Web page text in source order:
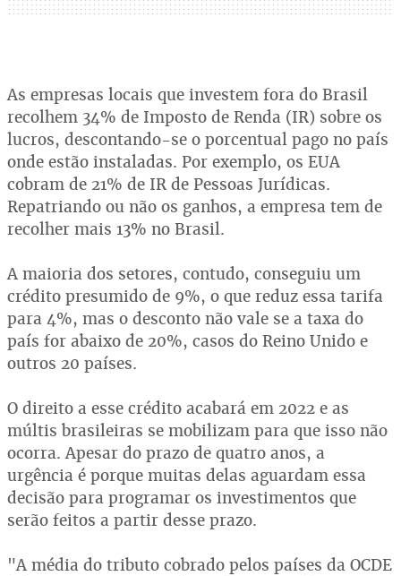
As empresas locais que investem fora do Brasil
recolhem 34% de Imposto de Renda (IR) sobre os
lucros, descontando-se o porcentual pago no país
onde estão instaladas. Por exemplo, os EUA
cobram de 21% de IR de Pessoas Jurídicas.
Repatriando ou não os ganhos, a empresa tem de
recolher mais 13% no Brasil.
A maioria dos setores, contudo, conseguiu um
crédito presumido de 9%, o que reduz essa tarifa
para 4%, mas o desconto não vale se a taxa do
país for abaixo de 20%, casos do Reino Unido e
outros 20 países.
O direito a esse crédito acabará em 2022 e as
múltis brasileiras se mobilizam para que isso não
ocorra. Apesar do prazo de quatro anos, a
urgência é porque muitas delas aguardam essa
decisão para programar os investimentos que
serão feitos a partir desse prazo.
"A média do tributo cobrado pelos países da OCDE